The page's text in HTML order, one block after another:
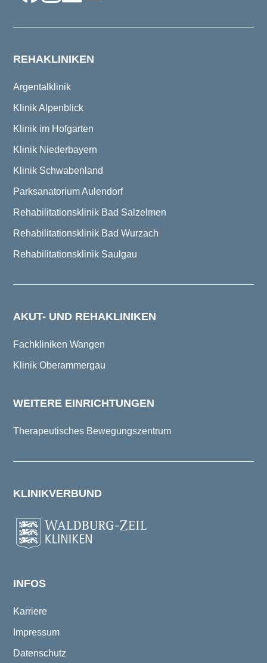
REHAKLINIKEN
Argentalklinik
Klinik Alpenblick
Klinik im Hofgarten
Klinik Niederbayern
Klinik Schwabenland
Parksanatorium Aulendorf
Rehabilitationsklinik Bad Salzelmen
Rehabilitationsklinik Bad Wurzach
Rehabilitationsklinik Saulgau
AKUT- UND REHAKLINIKEN
Fachkliniken Wangen
Klinik Oberammergau
WEITERE EINRICHTUNGEN
Therapeutisches Bewegungszentrum
KLINIKVERBUND
INFOS
Karriere
Impressum
Datenschutz